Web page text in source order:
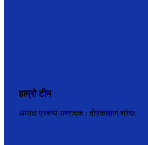
हाम्रो टीम
अध्यक्ष प्रबन्ध सम्पादक : दीपकलाल श्रेष्ठ